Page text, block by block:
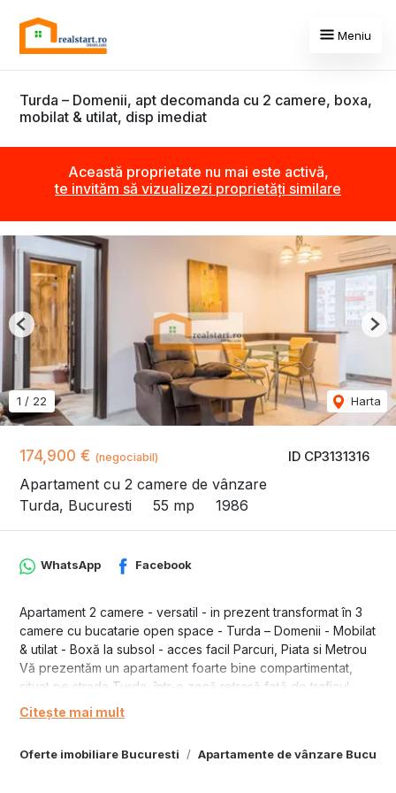
Meniu
Turda – Domenii, apt decomanda cu 2 camere, boxa,
mobilat & utilat, disp imediat
Această proprietate nu mai este activă,
te invităm să vizualizezi proprietăți similare
ID CP3131316
174,900 € (negociabil)
Apartament cu 2 camere de vânzare
Turda, Bucuresti
55 mp 1986
1 / 22 Harta
Previous
Oferte imobiliare Bucuresti Apartamente de vânzare
WhatsApp Facebook
Apartament 2 camere - versatil - in prezent transformat în 3
camere cu bucatarie open space - Turda – Domenii - Mobilat
& utilat - Boxă la subsol - acces facil Parcuri, Piata si Metrou
Vă prezentăm un apartament foarte bine compartimentat,
situat pe strada Turda, într-o zonă retrasă față de traficul
principal, în spatele primului rând de blocuri, aproape de
Piața Domenii, Liceul Nicolae Iorga și la aproximativ 800 m
Apartamentul a fost transformat inteligent din 2 camere în 3
Citește mai mult